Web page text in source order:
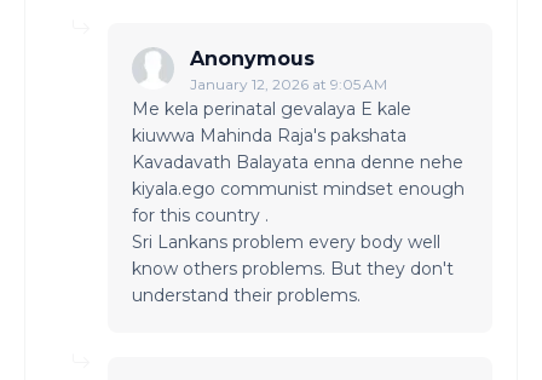
Anonymous
January 12, 2026 at 9:05 AM
Me kela perinatal gevalaya E kale
kiuwwa Mahinda Raja's pakshata
Kavadavath Balayata enna denne nehe
kiyala.ego communist mindset enough
for this country .
Sri Lankans problem every body well
know others problems. But they don't
understand their problems.